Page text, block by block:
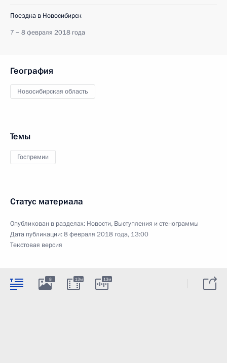
Поездка в Новосибирск
7 − 8 февраля 2018 года
География
Новосибирская область
Темы
Госпремии
Статус материала
Опубликован в разделах: Новости, Выступления и стенограммы
Дата публикации:8 февраля 2018 года, 13:00
Текстовая версия
8 13м 13м